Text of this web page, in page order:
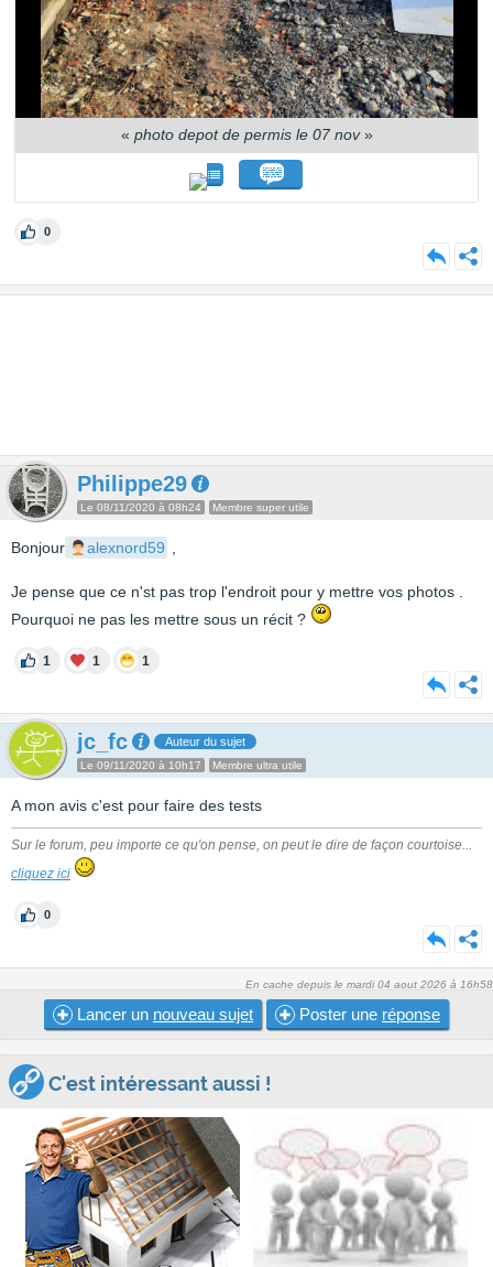
« photo depot de permis le 07 nov»
0
Philippe29
Le 08/11/2020 à 08h24 Membre super utile
Bonjour alexnord59
Je pense que ce n'st pas trop l'endroit pour y mettre vos photos .
Pourquoi ne pas les mettre sous un récit ?
1 1 1
jc_fc Auteur du sujet
Le 09/11/2020 à 10h17 Membre ultra utile
A mon avis c'est pour faire des tests
Sur le forum, peu importe ce qu'on pense, on peut le dire de façon courtoise...
cliquez ici
0
En cache depuis le mardi 04 aout 2026 à 16h58
Lancer un nouveau sujet Poster une réponse
C'est intéressant aussi !